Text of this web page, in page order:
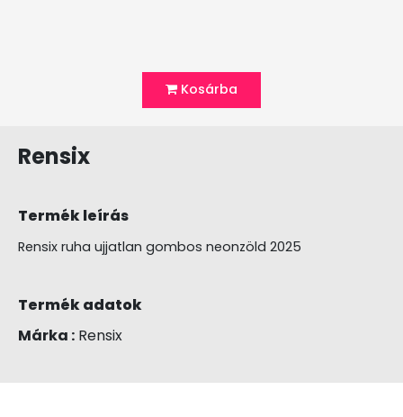
Kosárba
Rensix
Termék leírás
Rensix ruha ujjatlan gombos neonzöld 2025
Termék adatok
Márka : Rensix